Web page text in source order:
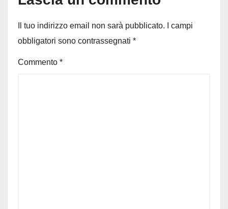
Il tuo indirizzo email non sarà pubblicato.
I campi
obbligatori sono contrassegnati *
Commento *